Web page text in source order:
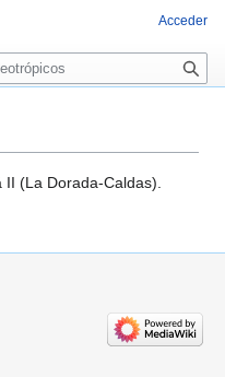
II (La Dorada-Caldas).
Acceder